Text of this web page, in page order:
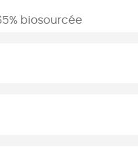
biosourcée